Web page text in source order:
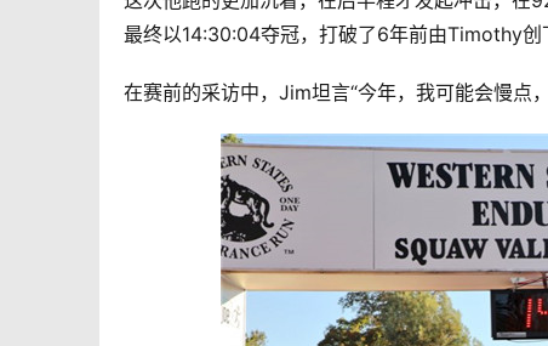
最终以14:30:04夺冠，打破了6年前由Timothy创
在赛前的采访中，Jim坦言“今年，我可能会慢点